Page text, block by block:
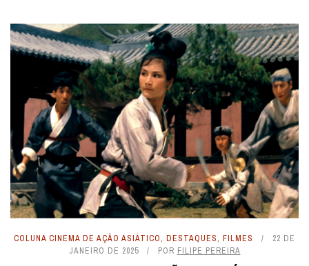
COLUNA CINEMA DE AÇÃO ASIÁTICO, DESTAQUES, FILMES
22 DE
JANEIRO DE 2025
POR FILIPE PEREIRA